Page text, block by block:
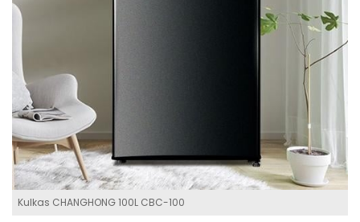
Kulkas CHANGHONG 100L CBC-100